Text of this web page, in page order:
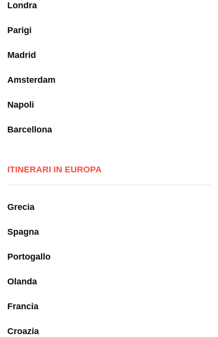
Londra
Parigi
Madrid
Amsterdam
Napoli
Barcellona
ITINERARI IN EUROPA
Grecia
Spagna
Portogallo
Olanda
Francia
Croazia